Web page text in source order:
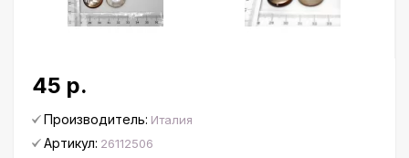
45 р.
Производитель: Италия
Артикул: 26112506